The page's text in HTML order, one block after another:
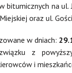
bitumicznych na ul.
oraz ul.
w dniach:
z
i